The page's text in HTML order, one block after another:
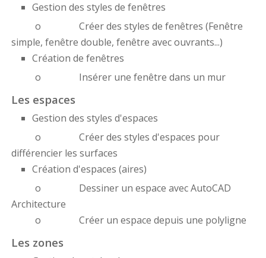
Gestion des styles de fenêtres
o Créer des styles de fenêtres (Fenêtre
simple, fenêtre double, fenêtre avec ouvrants...)
Création de fenêtres
o Insérer une fenêtre dans un mur
Les espaces
Gestion des styles d'espaces
o Créer des styles d'espaces pour
différencier les surfaces
Création d'espaces (aires)
o Dessiner un espace avec AutoCAD
Architecture
o Créer un espace depuis une polyligne
Les zones